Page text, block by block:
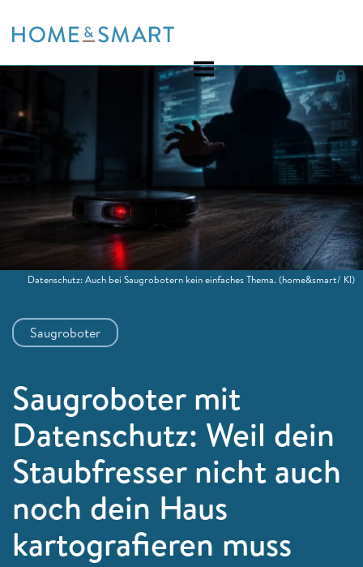
to
Saugroboter
Saugroboter mit
Datenschutz: Weil dein
Staubfresser nicht auch
noch dein Haus
kartografieren muss
Datenschutz: Auch bei Saugrobotern kein einfaches Thema.(home&smart/ KI)